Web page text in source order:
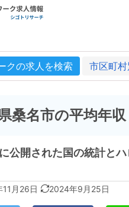
クの求人を検索 市区町
桑名市の平均年
公開された国の統計と
月26日 2024年9月25日